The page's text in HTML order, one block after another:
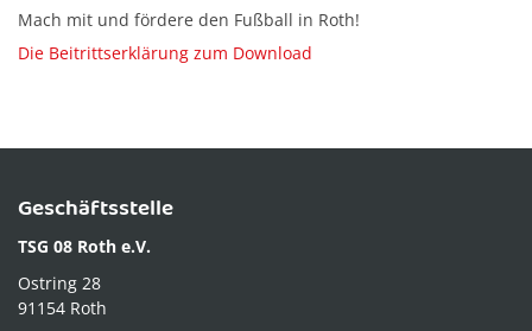
Mach mit und fördere den Fußball in Roth!
Die Beitrittserklärung zum Download
Geschäftsstelle
TSG 08 Roth e.V.
Ostring 28
91154 Roth